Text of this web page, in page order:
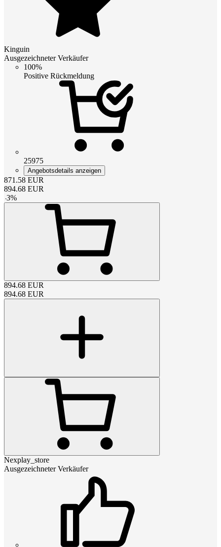
Kinguin
Ausgezeichneter Verkäufer
100%
Positive Rückmeldung
25975
Angebotsdetails anzeigen
871.58 EUR
894.68 EUR
-3%
894.68 EUR
894.68 EUR
Nexplay_store
Ausgezeichneter Verkäufer